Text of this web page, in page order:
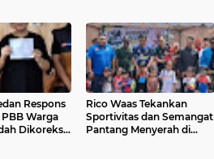
Respons
Warga
Dikoreksi
Rico Waas Tekankan
Sportivitas dan Semangat
Pantang Menyerah di